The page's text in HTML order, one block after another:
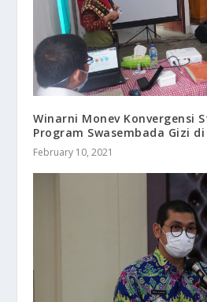
Winarni Monev Konvergensi
Program Swasembada Gizi
February 10, 2021